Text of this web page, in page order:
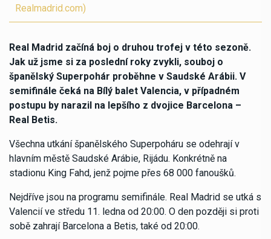
Realmadrid.com)
Real Madrid začíná boj o druhou trofej v této sezoně.
Jak už jsme si za poslední roky zvykli, souboj o
španělský Superpohár proběhne v Saudské Arábii. V
semifinále čeká na Bílý balet Valencia, v případném
postupu by narazil na lepšího z dvojice Barcelona –
Real Betis.
Všechna utkání španělského Superpoháru se odehrají v
hlavním městě Saudské Arábie, Rijádu. Konkrétně na
stadionu King Fahd, jenž pojme přes 68 000 fanoušků.
Nejdříve jsou na programu semifinále. Real Madrid se utká s
Valencií ve středu 11. ledna od 20:00. O den později si proti
sobě zahrají Barcelona a Betis, také od 20:00.